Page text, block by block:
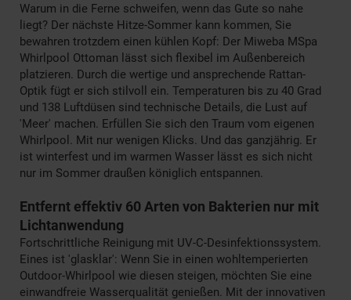
Warum in die Ferne schweifen, wenn das Gute so nahe
liegt? Der nächste Hitze-Sommer kann kommen, Sie
bewahren trotzdem einen kühlen Kopf: Der Miweba MSpa
Whirlpool Ottoman lässt sich flexibel im Außenbereich
platzieren. Durch die wertige und ansprechende Rattan-
Optik fügt er sich stilvoll ein. Temperaturen bis zu 40 Grad
und 138 Luftdüsen sind technische Details, die Lust auf
'Meer' machen. Erfüllen Sie sich den Traum vom eigenen
Whirlpool. Mit nur wenigen Klicks. Und das ganzjährig. Er
ist winterfest und im warmen Wasser lässt es sich nicht
nur im Sommer draußen königlich entspannen.
Entfernt effektiv 60 Arten von Bakterien nur mit
Lichtanwendung
Fortschrittliche Reinigung mit UV-C-Desinfektionssystem.
Eines ist 'glasklar': Wenn Sie in einen wohltemperierten
Outdoor-Whirlpool wie diesen steigen, möchten Sie eine
einwandfreie Wasserqualität genießen. Mit der innovativen